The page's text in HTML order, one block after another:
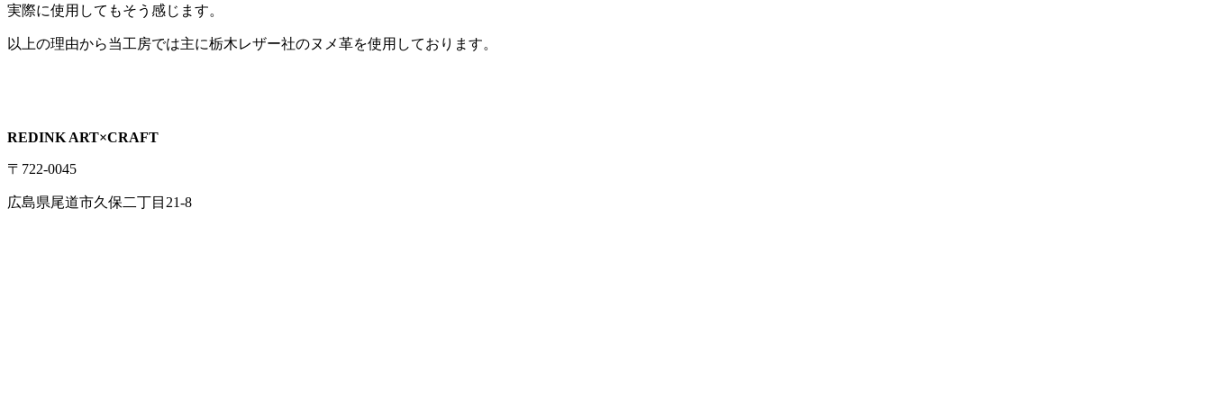
実際に使用してもそう感じます。
以上の理由から当工房では主に栃木レザー社のヌメ革を使用しております。
REDINK ART×CRAFT
〒722-0045
広島県尾道市久保二丁目21-8